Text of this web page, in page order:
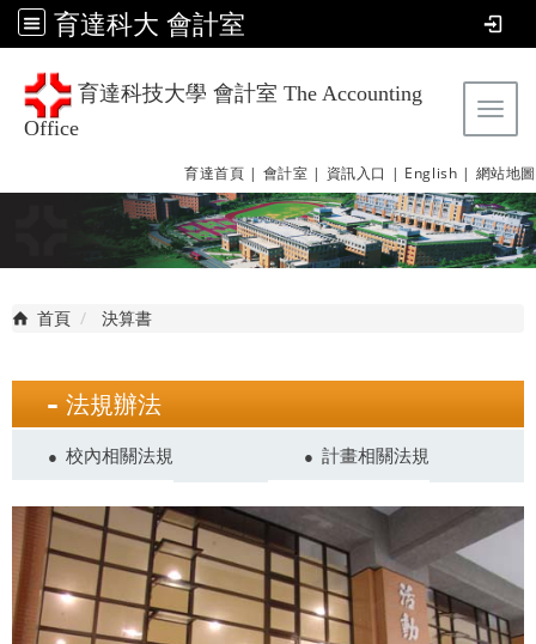
育達科大 會計室
育達科技大學 會計室 The Accounting
Office
育達首頁 | 會計室 | 資訊入口 | English | 網站地圖
首頁 決算書
法規辦法
校內相關法規 計畫相關法規